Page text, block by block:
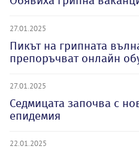
27.01.2025
Пикът на грипната
препоръчват онлайн
27.01.2025
Седмицата започва с
епидемия
22.01.2025